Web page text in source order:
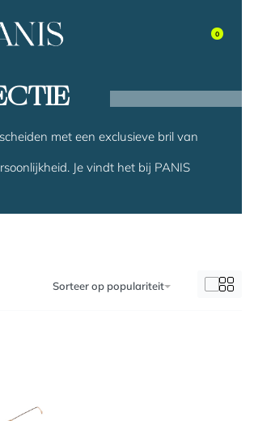
0
met een exclusieve bril van
Je vindt het bij PANIS
Sorteer op populariteit